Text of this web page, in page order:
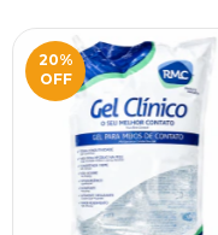
20%
OFF